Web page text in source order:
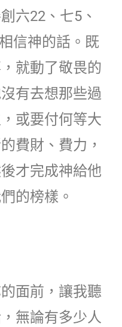
六22、七5、
信神的話。既
就動了敬畏的
有去想那些過
或要付何等大
費財、費力，
才完成神給他
的榜樣。
面前，讓我聽
無論有多少人